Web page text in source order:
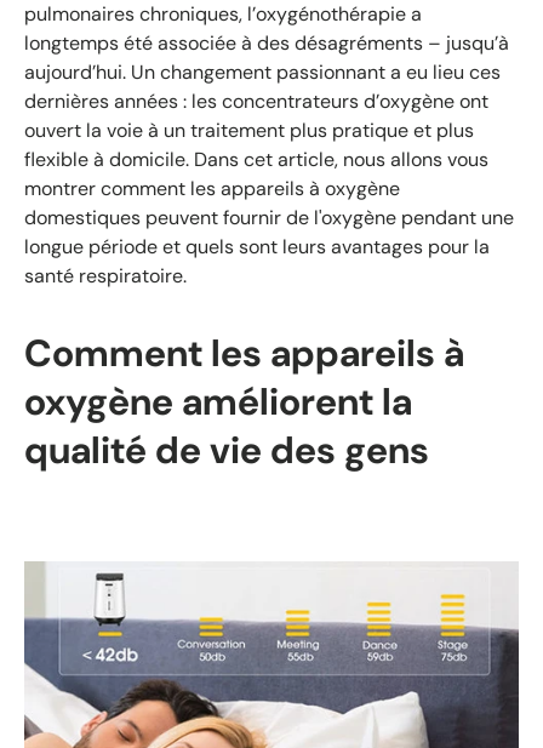
pulmonaires chroniques, l’oxygénothérapie a
longtemps été associée à des désagréments – jusqu’à
aujourd’hui. Un changement passionnant a eu lieu ces
dernières années : les concentrateurs d’oxygène ont
ouvert la voie à un traitement plus pratique et plus
flexible à domicile. Dans cet article, nous allons vous
montrer comment les appareils à oxygène
domestiques peuvent fournir de l'oxygène pendant une
longue période et quels sont leurs avantages pour la
santé respiratoire.
Comment les appareils à
oxygène améliorent la
qualité de vie des gens